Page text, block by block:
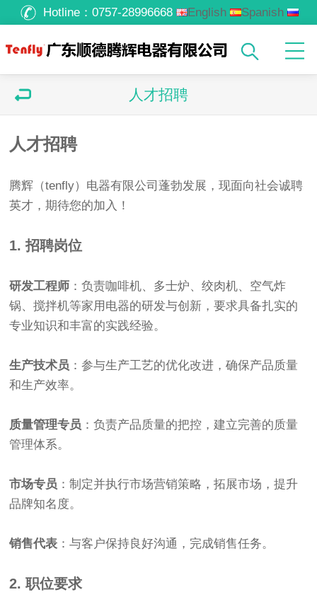
Hotline： 0757-28996668 English
Spanish
人才招聘
人才招聘
腾辉（tenfly）电器有限公司蓬勃发展，现面向社会诚聘
英才，期待您的加入！
1. 招聘岗位
研发工程师 ：负责咖啡机、多士炉、绞肉机、空气炸
锅、搅拌机等家用电器的研发与创新，要求具备扎实的
专业知识和丰富的实践经验。
生产技术员 ：参与生产工艺的优化改进，确保产品质量
和生产效率。
质量管理专员 ：负责产品质量的把控，建立完善的质量
管理体系。
市场专员 ：制定并执行市场营销策略，拓展市场，提升
品牌知名度。
销售代表 ：与客户保持良好沟通，完成销售任务。
2. 职位要求